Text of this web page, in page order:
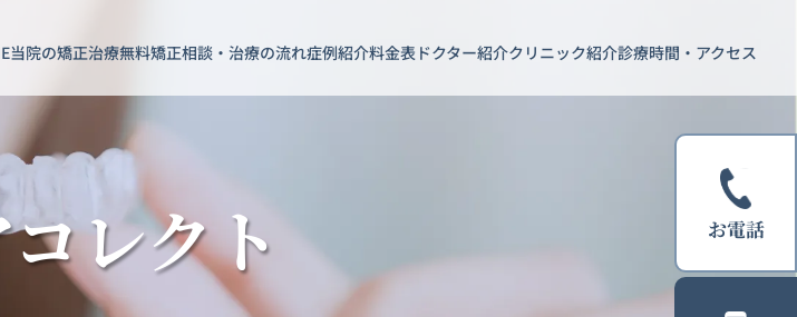
当院の矯正治療無料矯正相談・治療の流れ症例紹介料金表 ドクター紹介クリニック紹介診療時間・アクセス
レクト お電話